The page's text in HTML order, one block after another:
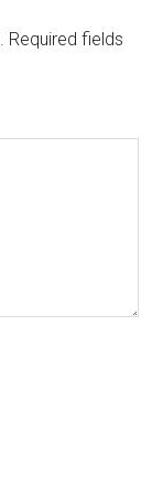
Required fields